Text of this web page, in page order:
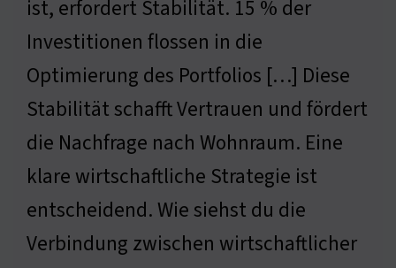
ist, erfordert Stabilität. 15 % der
Investitionen flossen in die
Optimierung des Portfolios […] Diese
Stabilität schafft Vertrauen und fördert
die Nachfrage nach Wohnraum. Eine
klare wirtschaftliche Strategie ist
entscheidend. Wie siehst du die
Verbindung zwischen wirtschaftlicher